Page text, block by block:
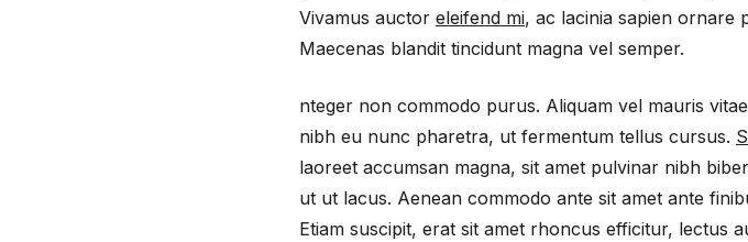
Vivamus auctor eleifend mi, ac lacinia sapien ornare
Maecenas blandit tincidunt magna vel semper.
nteger non commodo purus. Aliquam vel mauris
nibh eu nunc pharetra, ut fermentum tellus cursus.
laoreet accumsan magna, sit amet pulvinar nibh
ut ut lacus. Aenean commodo ante sit amet ante
Etiam suscipit, erat sit amet rhoncus efficitur, lectus